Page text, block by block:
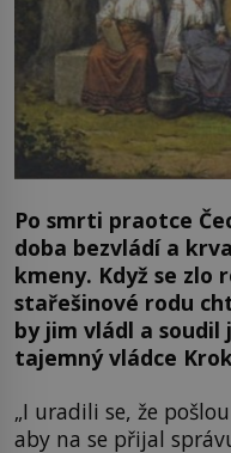
Po smrti praotce
doba bezvládí a
kmeny. Když se zlo
stařešinové rodu
by jim vládl a soudil
tajemný vládce
„I uradili se, že
aby na se přijal